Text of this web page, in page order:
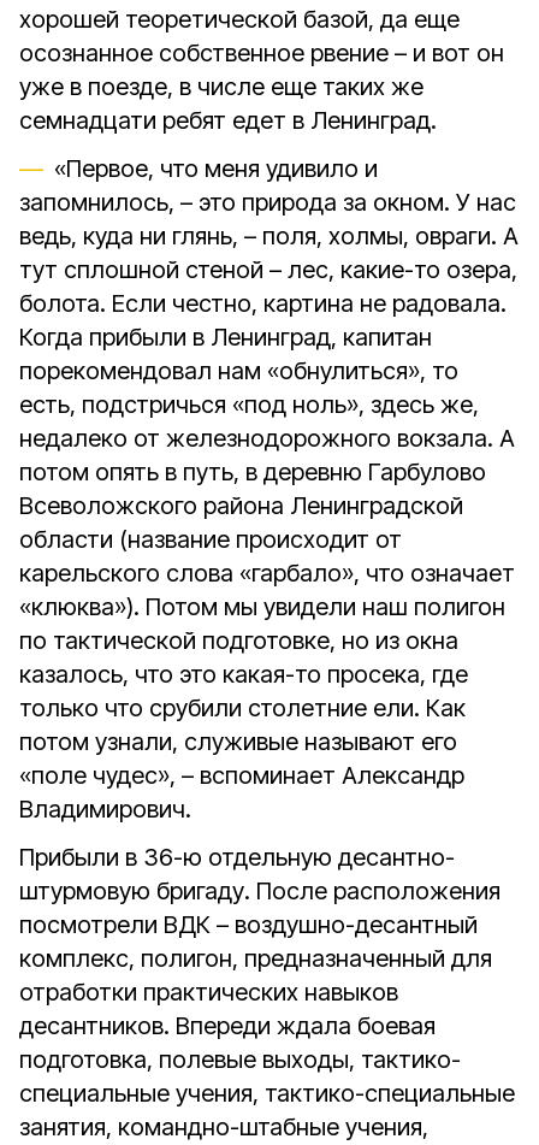
хорошей теоретической базой, да еще
осознанное собственное рвение – и вот он
уже в поезде, в числе еще таких же
семнадцати ребят едет в Ленинград.
«Первое, что меня удивило и
запомнилось, – это природа за окном. У нас
ведь, куда ни глянь, – поля, холмы, овраги. А
тут сплошной стеной – лес, какие-то озера,
болота. Если честно, картина не радовала.
Когда прибыли в Ленинград, капитан
порекомендовал нам «обнулиться», то
есть, подстричься «под ноль», здесь же,
недалеко от железнодорожного вокзала. А
потом опять в путь, в деревню Гарбулово
Всеволожского района Ленинградской
области (название происходит от
карельского слова «гарбало», что означает
«клюква»). Потом мы увидели наш полигон
по тактической подготовке, но из окна
казалось, что это какая-то просека, где
только что срубили столетние ели. Как
потом узнали, служивые называют его
«поле чудес», – вспоминает Александр
Владимирович.
Прибыли в 36-ю отдельную десантно-
штурмовую бригаду. После расположения
посмотрели ВДК – воздушно-десантный
комплекс, полигон, предназначенный для
отработки практических навыков
десантников. Впереди ждала боевая
подготовка, полевые выходы, тактико-
специальные учения, тактико-специальные
занятия, командно-штабные учения,